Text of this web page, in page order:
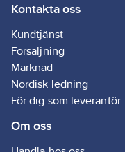
ljuddämpande.
Förvaras stående
under torra
förhållanden i
temperaturer mellan
+10 °C och +25 °C.
Ean
artikelnr:
Kontakta oss
Kundtjänst
Försäljning
Marknad
Nordisk ledning
För dig som leverantör
Om oss